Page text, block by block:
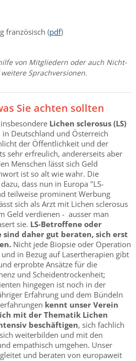
französisch (pdf)
von Mitgliedern oder auch Nicht-
Sprachversionen.
Sie achten sollten
Lichen sclerosus (LS)
in Deutschland und Österreich
der Öffentlichkeit und der
sehr erfreulich, andererseits aber
Menschen lässt sich Geld
ist so alt wie wahr. Die
dass nun in Europa "LS-
teilweise prominent Werbung
sich als Arzt mit Lichen sclerosus
Geld verdienen - ausser man
sie. LS-Betroffene oder
daher gut beraten, sich erst
Nicht jede Biopsie oder Operation
in Bezug auf Lasertherapien gibt
erprobte Ansätze für die
und Scheidentrockenheit;
hingegen ist noch in der
Erfahrung und dem Bündeln
kennt unser Verein
mit der Thematik Lichen
beschäftigen, sich fachlich
weiterbilden und mit den
empathisch umgehen. Unser
und beraten von europaweit